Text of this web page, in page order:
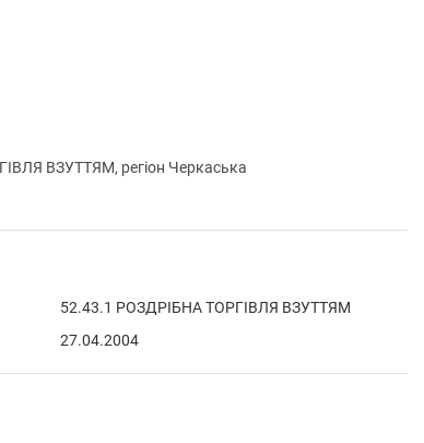
ВЗУТТЯМ, регіон Черкаська
52.43.1 РОЗДРІБНА ТОРГІВЛЯ ВЗУТТЯМ
27.04.2004